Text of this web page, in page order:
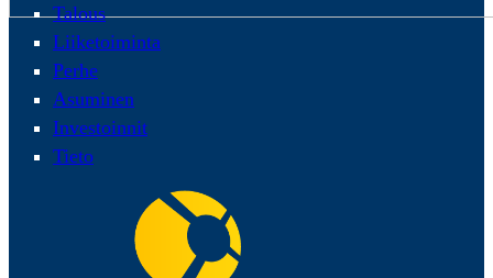
Talous
Liiketoiminta
Perhe
Asuminen
Investoinnit
Tieto